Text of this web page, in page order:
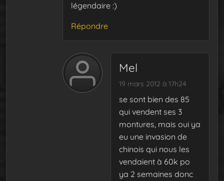
légendaire :)
Répondre
Mel
19 mars 2012 à 17h24
se sont bien des 85
qui vendent ses 3
montures, mais oui ya
eu une invasion de
chinois qui nous les
vendaient à 60k po
ya 2 semaines donc